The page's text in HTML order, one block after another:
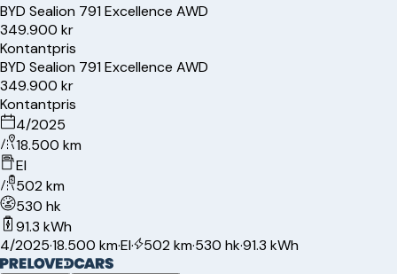
BYD Sealion 791 Excellence AWD
349.900 kr
Kontantpris
BYD Sealion 791 Excellence AWD
349.900 kr
Kontantpris
4/2025
18.500 km
El
502 km
530 hk
91.3 kWh
4/2025·18.500 km·El· 502 km·530 hk·91.3 kWh